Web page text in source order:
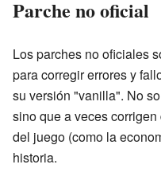
Parche no oficial
Los parches no oficiales
para corregir errores y
su versión "vanilla". No
sino que a veces
del juego (como la
historia.